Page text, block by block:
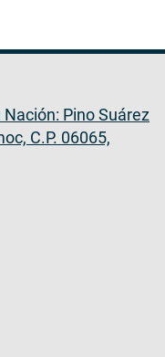
Pino Suárez
C.P. 06065,